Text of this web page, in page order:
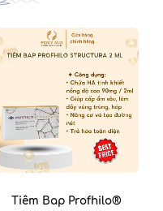
Tiêm Bap Profhilo®